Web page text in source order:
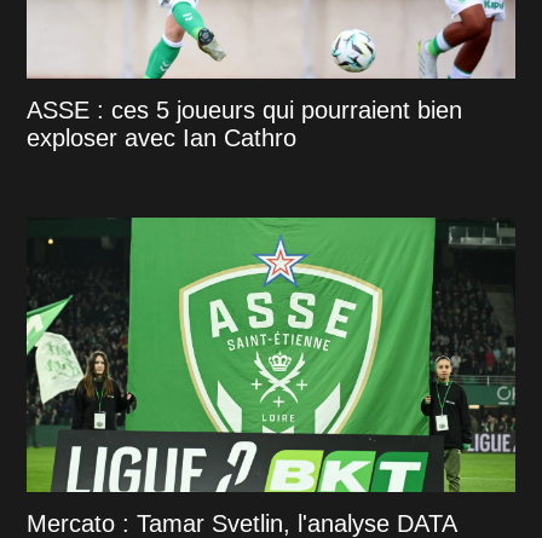
ASSE : ces 5 joueurs qui pourraient bien
exploser avec Ian Cathro
Mercato : Tamar Svetlin, l'analyse DATA